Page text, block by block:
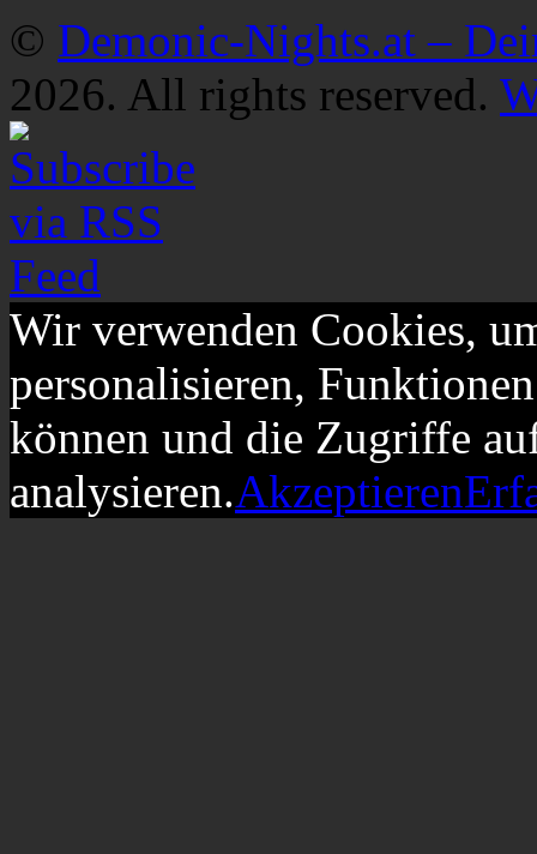
© Demonic-Nights.at –
2026. All rights reserved.
Wir verwenden Cookies,
personalisieren,
können und die Zugriffe
analysieren.Akzeptieren